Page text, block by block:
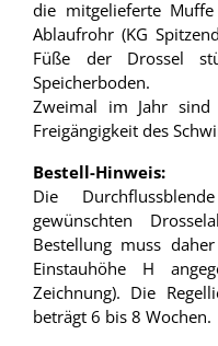
die mitgelieferte
Ablaufrohr (KG
Füße der Drossel
Speicherboden.
Zweimal im Jahr sind
Freigängigkeit des
Bestell-Hinweis:
Die
gewünschten
Bestellung muss
Einstauhöhe H
Zeichnung). Die
beträgt 6 bis 8 Wochen.